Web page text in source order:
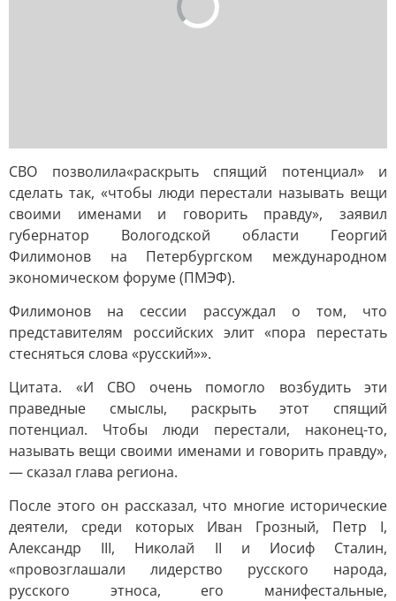
СВО позволила«раскрыть спящий потенциал» и
сделать так, «чтобы люди перестали называть вещи
своими именами и говорить правду», заявил
губернатор Вологодской области Георгий
Филимонов на Петербургском международном
экономическом форуме (ПМЭФ).
Филимонов на сессии рассуждал о том, что
представителям российских элит «пора перестать
стесняться слова «русский»».
Цитата. «И СВО очень помогло возбудить эти
праведные смыслы, раскрыть этот спящий
потенциал. Чтобы люди перестали, наконец-то,
называть вещи своими именами и говорить правду»,
— сказал глава региона.
После этого он рассказал, что многие исторические
деятели, среди которых Иван Грозный, Петр I,
Александр III, Николай II и Иосиф Сталин,
«провозглашали лидерство русского народа,
русского этноса, его манифестальные,